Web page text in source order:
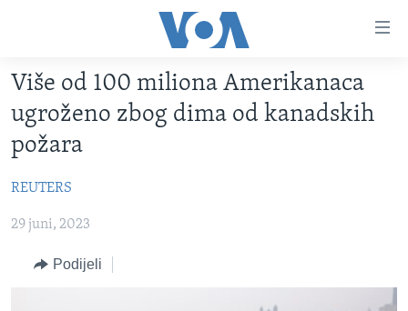
glavni
sadržaj
Pređi
na
glavnu
Idi
pretragu
VIDEO
FOTOGRAFIJE DANA
VIJESTI
SJEDINJENE AMERIČKE DRŽAVE
BOSNA I HERCEGOVINA
NAUKA I TEHNOLOGIJA
SPECIJALNI PROJEKTI
Više od 100 miliona Amerikanaca
ugroženo zbog dima od kanadskih
požara
REUTERS
29 juni, 2023
Podijeli